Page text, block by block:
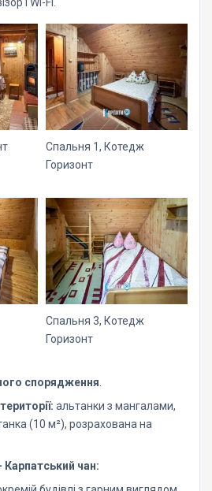
Спальня 1, Котедж
Горизонт
Спальня 3, Котедж
Горизонт
спорядження
альтанки з мангалами,
(10 м²), розрахована на
Карпатський чан: